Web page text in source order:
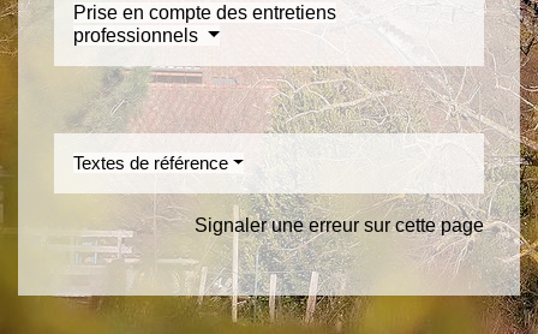
Prise en compte des entretiens
professionnels
Textes de référence
Signaler une erreur sur cette page